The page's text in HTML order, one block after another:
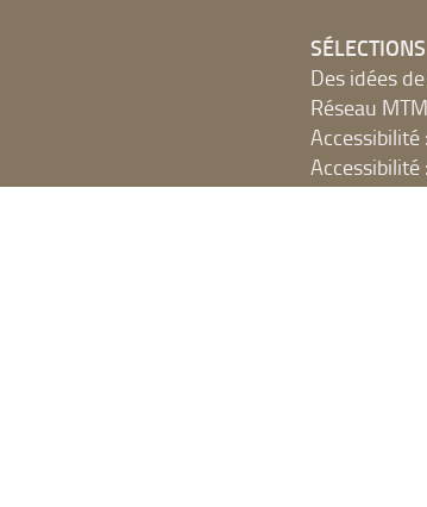
SÉLECTIONS
Des idées
Réseau
Accessibilité
Accessibilité
Les